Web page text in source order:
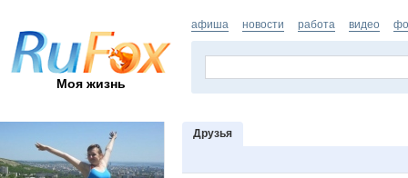
Моя жизнь
афиша новости работа видео
Друзья